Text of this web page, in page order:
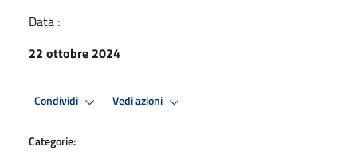
Data :
22 ottobre 2024
Condividi Vedi azioni
Categorie: